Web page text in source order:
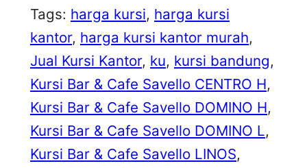
Tags: harga kursi, harga kursi
kantor, harga kursi kantor murah
Jual Kursi Kantor, ku, kursi bandung
Kursi Bar & Cafe Savello CENTRO H
Kursi Bar & Cafe Savello DOMINO H
Kursi Bar & Cafe Savello DOMINO L
Kursi Bar & Cafe Savello LINOS